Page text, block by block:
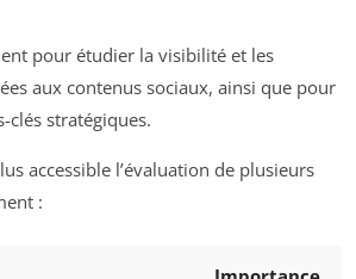
pour étudier la visibilité et les
aux contenus sociaux, ainsi que pour
clés stratégiques.
accessible l’évaluation de plusieurs
: